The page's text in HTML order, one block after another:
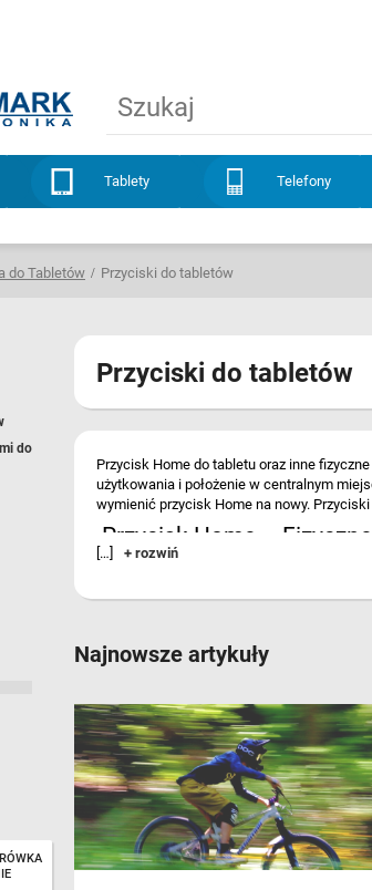
Tablety Telefony
do Tabletów Przyciski do tabletów
do
Przyciski do tabletów
Przycisk Home do tabletu oraz inne
użytkowania i położenie w centralnym
wymienić przycisk Home na nowy.
Przycisk Home –
przycisk Home będzie pasował dokładnie
Przycisk Home – Sklep
Oferta, która obejmuje fizyczne przyciski
oraz klej, dzięki którym montaż jest łatwy,
....
[…] + rozwiń
Najnowsze artykuły